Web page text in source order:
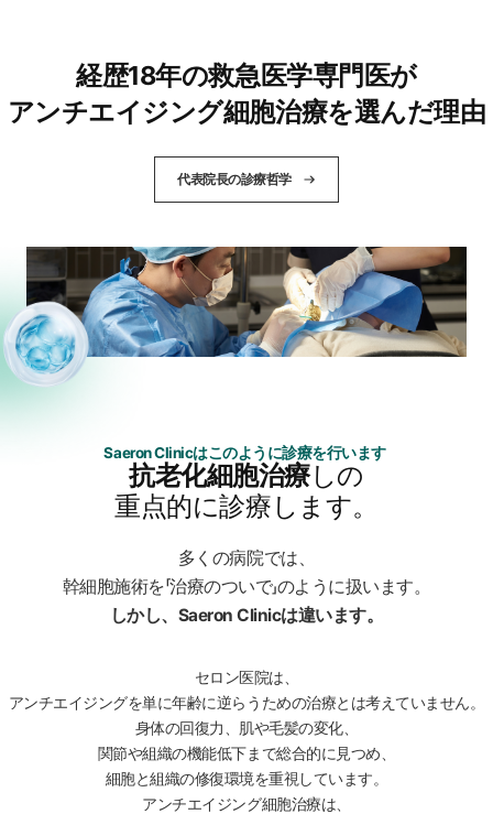
経歴18年の救急医学専門医が
アンチエイジング細胞治療を選んだ理由
代表院長の診療哲学
Saeron Clinicはこのように診療を行います
抗老化細胞治療しの
重点的に診療します。
多くの病院では、
幹細胞施術を「治療のついで」のように扱います。
しかし、Saeron Clinicは違います。
セロン医院は、
アンチエイジングを単に年齢に逆らうための治療とは考えていません。
身体の回復力、肌や毛髪の変化、
関節や組織の機能低下まで総合的に見つめ、
細胞と組織の修復環境を重視しています。
アンチエイジング細胞治療は、